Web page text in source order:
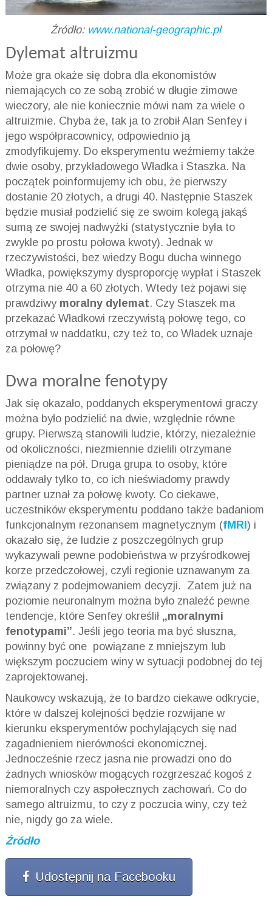
Źródło: www.national-geographic.pl
Dylemat altruizmu
Może gra okaże się dobra dla ekonomistów
niemających co ze sobą zrobić w długie zimowe
wieczory, ale nie koniecznie mówi nam za wiele o
altruizmie. Chyba że, tak ja to zrobił Alan Senfey i
jego współpracownicy, odpowiednio ją
zmodyfikujemy. Do eksperymentu weźmiemy także
dwie osoby, przykładowego Władka i Staszka. Na
początek poinformujemy ich obu, że pierwszy
dostanie 20 złotych, a drugi 40. Następnie Staszek
będzie musiał podzielić się ze swoim kolegą jakąś
sumą ze swojej nadwyżki (statystycznie była to
zwykle po prostu połowa kwoty). Jednak w
rzeczywistości, bez wiedzy Bogu ducha winnego
Władka, powiększymy dysproporcję wypłat i Staszek
otrzyma nie 40 a 60 złotych. Wtedy też pojawi się
prawdziwy moralny dylemat. Czy Staszek ma
przekazać Władkowi rzeczywistą połowę tego, co
otrzymał w naddatku, czy też to, co Władek uznaje
za połowę?
Dwa moralne fenotypy
Jak się okazało, poddanych eksperymentowi graczy
można było podzielić na dwie, względnie równe
grupy. Pierwszą stanowili ludzie, którzy, niezależnie
od okoliczności, niezmiennie dzielili otrzymane
pieniądze na pół. Druga grupa to osoby, które
oddawały tylko to, co ich nieświadomy prawdy
partner uznał za połowę kwoty. Co ciekawe,
uczestników eksperymentu poddano także badaniom
funkcjonalnym rezonansem magnetycznym (fMRI) i
okazało się, że ludzie z poszczególnych grup
wykazywali pewne podobieństwa w przyśrodkowej
korze przedczołowej, czyli regionie uznawanym za
związany z podejmowaniem decyzji. Zatem już na
poziomie neuronalnym można było znaleźć pewne
tendencje, które Senfey określił „moralnymi
fenotypami”. Jeśli jego teoria ma być słuszna,
powinny być one powiązane z mniejszym lub
większym poczuciem winy w sytuacji podobnej do tej
zaprojektowanej.
Naukowcy wskazują, że to bardzo ciekawe odkrycie,
które w dalszej kolejności będzie rozwijane w
kierunku eksperymentów pochylających się nad
zagadnieniem nierówności ekonomicznej.
Jednocześnie rzecz jasna nie prowadzi ono do
żadnych wniosków mogących rozgrzeszać kogoś z
niemoralnych czy aspołecznych zachowań. Co do
samego altruizmu, to czy z poczucia winy, czy też
nie, nigdy go za wiele.
Źródło
Udostępnij na Facebooku